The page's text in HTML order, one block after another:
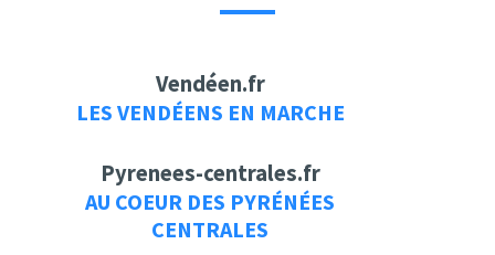
Vendéen.fr
LES VENDÉENS EN MARCHE
Pyrenees-centrales.fr
AU COEUR DES PYRÉNÉES
CENTRALES